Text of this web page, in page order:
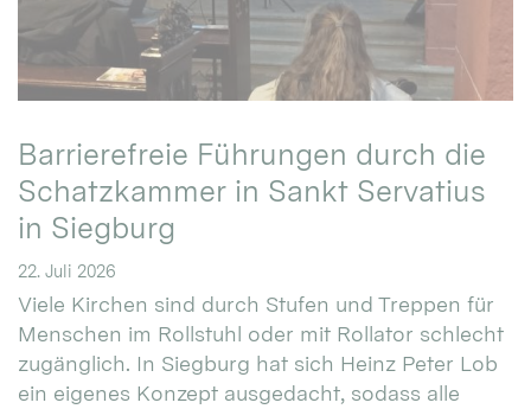
Barrierefreie Führungen durch die
Schatzkammer in Sankt Servatius
in Siegburg
22. Juli 2026
Viele Kirchen sind durch Stufen und Treppen für
Menschen im Rollstuhl oder mit Rollator schlecht
zugänglich. In Siegburg hat sich Heinz Peter Lob
ein eigenes Konzept ausgedacht, sodass alle